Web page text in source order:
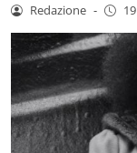
Redazione -